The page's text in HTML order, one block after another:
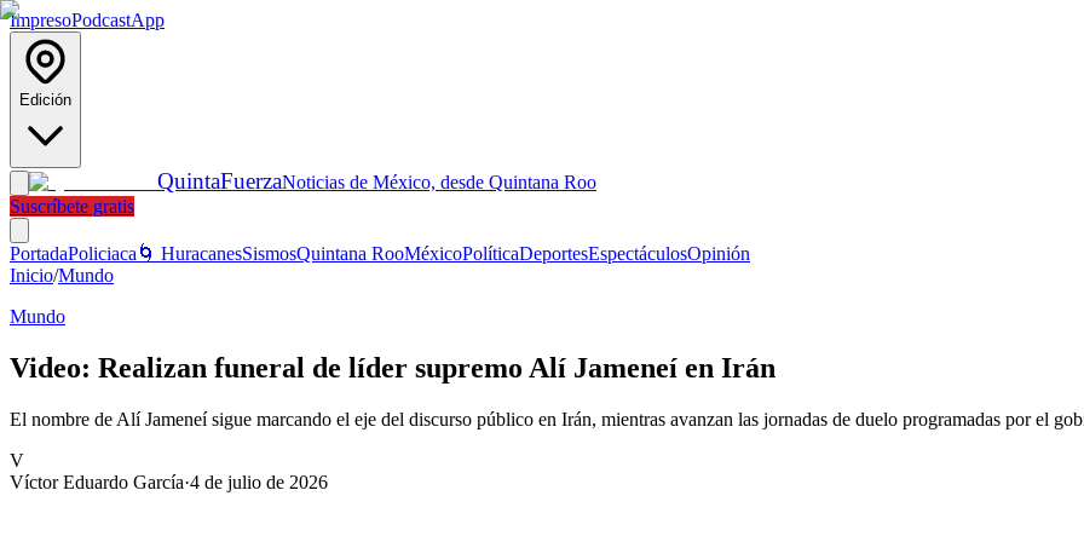
ImpresoPodcastApp
Edición
QuintaFuerzaNoticias de México, desde Quintana Roo
Suscríbete gratis
PortadaPoliciaca 🌀 HuracanesSismosQuintana RooMéxicoPolíticaDeportesEspectáculosOpinión
Inicio/Mundo
Mundo
Video: Realizan funeral de líder supremo Alí Jameneí en Irán
El nombre de Alí Jameneí sigue marcando el eje del discurso público en Irán, mientras avanzan las jornadas de duelo programadas por el
V
Víctor Eduardo García·4 de julio de 2026